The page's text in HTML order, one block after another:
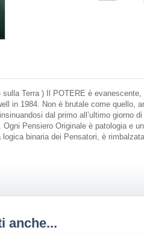
Terra ) Il POTERE è evanescente,
in 1984. Non è brutale come quello,
dal primo all’ultimo giorno
Pensiero Originale è patologia e
binaria dei Pensatori, è
anche...